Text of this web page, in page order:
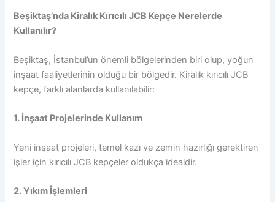
Beşiktaş’nda Kiralık Kırıcılı JCB Kepçe Nerelerde
Kullanılır?
Beşiktaş, İstanbul’un önemli bölgelerinden biri olup, yoğun
inşaat faaliyetlerinin olduğu bir bölgedir. Kiralık kırıcılı JCB
kepçe, farklı alanlarda kullanılabilir:
1. İnşaat Projelerinde Kullanım
Yeni inşaat projeleri, temel kazı ve zemin hazırlığı gerektiren
işler için kırıcılı JCB kepçeler oldukça idealdir.
2. Yıkım İşlemleri